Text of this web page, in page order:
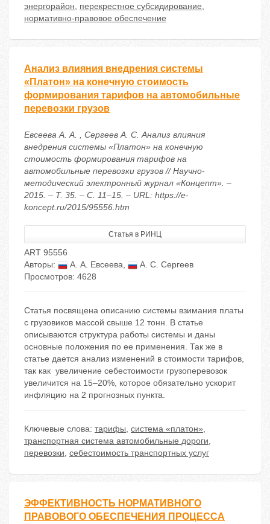
энергорайон, перекрестное субсидирование,
нормативно-правовое обеспечение
Анализ влияния внедрения системы
«Платон» на конечную стоимость
формирования тарифов на автомобильные
перевозки грузов
Евсеева А. А. , Сергеев А. С. Анализ влияния
внедрения системы «Платон» на конечную
стоимость формирования тарифов на
автомобильные перевозки грузов // Научно-
методический электронный журнал «Концепт». –
2015. – Т. 35. – С. 11–15. – URL: https://e-
koncept.ru/2015/95556.htm
Статья в РИНЦ
ART 95556
Авторы:
А. А. Евсеева,
А. С. Сергеев
Просмотров: 4628
Статья посвящена описанию системы взимания платы
с грузовиков массой свыше 12 тонн. В статье
описываются структура работы системы и даны
основные положения по ее применения. Так же в
статье дается анализ изменений в стоимости тарифов,
так как увеличение себестоимости грузоперевозок
увеличится на 15–20%, которое обязательно ускорит
инфляцию на 2 прогнозных пункта.
Ключевые слова: тарифы, система «платон»,
транспортная система автомобильные дороги,
перевозки, себестоимость транспортных услуг
ЭФФЕКТИВНОСТЬ НОРМАТИВНОГО
ПРАВОВОГО ОБЕСПЕЧЕНИЯ ПРОЦЕССА